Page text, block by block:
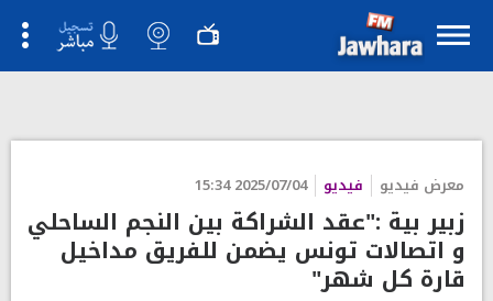
معرض فيديو فيديو 2025/07/04 15:34
زبير بية :"عقد الشراكة بين النجم الساحلي
و اتصالات تونس يضمن للفريق مداخيل
قارة كل شهر"